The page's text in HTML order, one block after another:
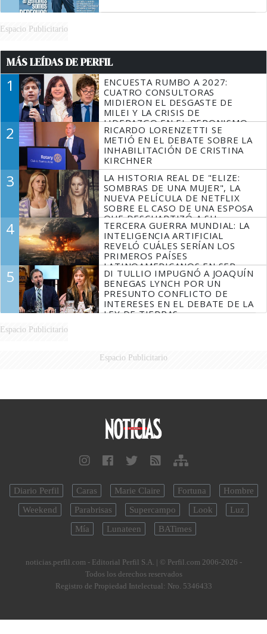
Espacio Publicitario
MÁS LEÍDAS DE PERFIL
1
ENCUESTA RUMBO A 2027:
CUATRO CONSULTORAS
MIDIERON EL DESGASTE DE
MILEI Y LA CRISIS DE
LIDERAZGO EN EL PERONISMO
2
RICARDO LORENZETTI SE
METIÓ EN EL DEBATE SOBRE LA
INHABILITACIÓN DE CRISTINA
KIRCHNER
3
LA HISTORIA REAL DE "ELIZE:
SOMBRAS DE UNA MUJER", LA
NUEVA PELÍCULA DE NETFLIX
SOBRE EL CASO DE UNA ESPOSA
QUE DESCUARTIZÓ A SU
MARIDO
4
TERCERA GUERRA MUNDIAL: LA
INTELIGENCIA ARTIFICIAL
REVELÓ CUÁLES SERÍAN LOS
PRIMEROS PAÍSES
LATINOAMERICANOS EN SER
DERROTADOS
5
DI TULLIO IMPUGNÓ A JOAQUÍN
BENEGAS LYNCH POR UN
PRESUNTO CONFLICTO DE
INTERESES EN EL DEBATE DE LA
LEY DE TIERRAS
Espacio Publicitario
Espacio Publicitario
Diario Perfil Caras Marie Claire Fortuna
Hombre
Weekend
Parabrisas Supercampo Look
Luz
Mía
Lunateen BATimes
noticias.perfil.com - Editorial Perfil S.A. | © Perfil.com 2006-2026 -
Todos los derechos reservados
Registro de Propiedad Intelectual: Nro. 5346433